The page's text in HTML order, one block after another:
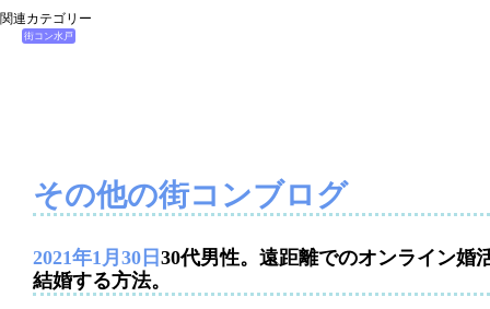
関連カテゴリー
街コン水戸
その他の街コンブログ
2021年1月30日 30代男性。遠距離でのオンライン婚
結婚する方法。